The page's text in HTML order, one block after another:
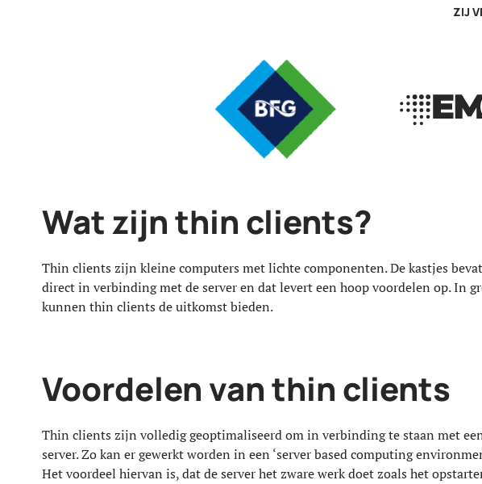
ZIJ
Wat zijn thin clients?
Thin clients zijn kleine computers met lichte componenten. De kastjes
direct in verbinding met de server en dat levert een hoop voordelen op. In
kunnen thin clients de uitkomst bieden.
Voordelen van thin clients
Thin clients zijn volledig geoptimaliseerd om in verbinding te staan met
server. Zo kan er gewerkt worden in een ‘server based computing
Het voordeel hiervan is, dat de server het zware werk doet zoals het